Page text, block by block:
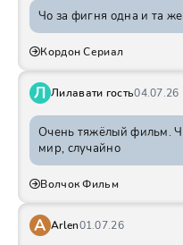
Чо за фигня одна и та
Кордон Сериал
Л Лилавати гость04.07.26
Очень тяжёлый фильм.
мир, случайно
Волчок Фильм
A Arlen01.07.26